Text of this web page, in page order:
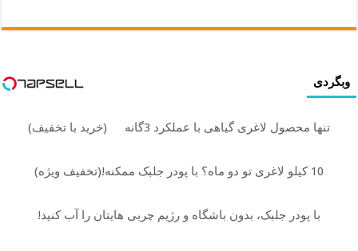
وبگردی
تنها محصول لاغری گیاهی با عملکرد 3گانه (خرید با تخفیف)
10 کیلو لاغری تو دو ماه؟ با پودر جلبک ممکنه!(تخفیف ویژه)
با پودر جلبک، بدون باشگاه و رژیم چربی هایتان را آب کنید!